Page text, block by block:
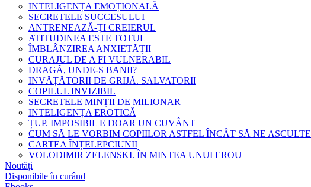
INTELIGENȚA EMOȚIONALĂ
SECRETELE SUCCESULUI
ANTRENEAZĂ-ȚI CREIERUL
ATITUDINEA ESTE TOTUL
ÎMBLÂNZIREA ANXIETĂȚII
CURAJUL DE A FI VULNERABIL
DRAGĂ, UNDE-S BANII?
INVĂȚĂTORII DE GRIJĂ. SALVATORII
COPILUL INVIZIBIL
SECRETELE MINȚII DE MILIONAR
INTELIGENȚA EROTICĂ
ȚUP. IMPOSIBIL E DOAR UN CUVÂNT
CUM SĂ LE VORBIM COPIILOR ASTFEL ÎNCÂT SĂ NE ASCULTE
CARTEA ÎNȚELEPCIUNII
VOLODIMIR ZELENSKI. ÎN MINTEA UNUI EROU
Noutăți
Disponibile în curând